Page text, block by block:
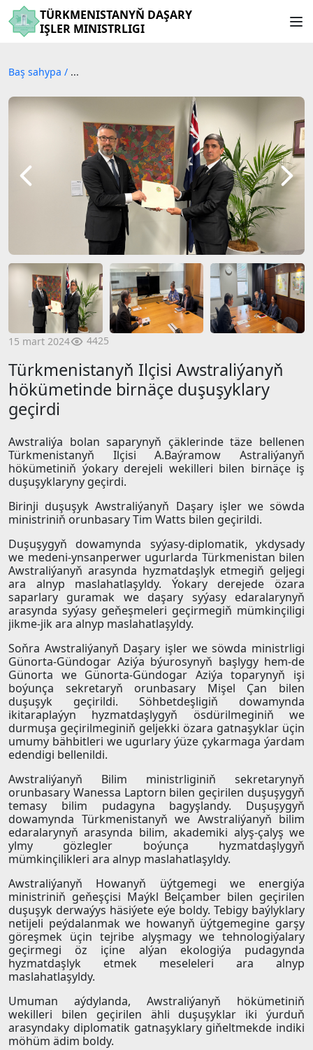
TÜRKMENISTANYŇ DAŞARY
IŞLER MINISTRLIGI
Baş sahypa / ...
15 mart 2024 4425
Türkmenistanyň Ilçisi Awstraliýanyň
hökümetinde birnäçe duşuşyklary
geçirdi
Awstraliýa bolan saparynyň çäklerinde täze bellenen
Türkmenistanyň Ilçisi A.Baýramow Astraliýanyň
hökümetiniň ýokary derejeli wekilleri bilen birnäçe iş
duşuşyklaryny geçirdi.
Birinji duşuşyk Awstraliýanyň Daşary işler we söwda
ministriniň orunbasary Tim Watts bilen geçirildi.
Duşuşygyň dowamynda syýasy-diplomatik, ykdysady
we medeni-ynsanperwer ugurlarda Türkmenistan bilen
Awstraliýanyň arasynda hyzmatdaşlyk etmegiň geljegi
ara alnyp maslahatlaşyldy. Ýokary derejede özara
saparlary guramak we daşary syýasy edaralarynyň
arasynda syýasy geňeşmeleri geçirmegiň mümkinçiligi
jikme-jik ara alnyp maslahatlaşyldy.
Soňra Awstraliýanyň Daşary işler we söwda ministrligi
Günorta-Gündogar Aziýa býurosynyň başlygy hem-de
Günorta we Günorta-Gündogar Aziýa toparynyň işi
boýunça sekretaryň orunbasary Mişel Çan bilen
duşuşyk geçirildi. Söhbetdeşligiň dowamynda
ikitaraplaýyn hyzmatdaşlygyň ösdürilmeginiň we
durmuşa geçirilmeginiň geljekki özara gatnaşyklar üçin
umumy bähbitleri we ugurlary ýüze çykarmaga ýardam
edendigi bellenildi.
Awstraliýanyň Bilim ministrliginiň sekretarynyň
orunbasary Wanessa Laptorn bilen geçirilen duşuşygyň
temasy bilim pudagyna bagyşlandy. Duşuşygyň
dowamynda Türkmenistanyň we Awstraliýanyň bilim
edaralarynyň arasynda bilim, akademiki alyş-çalyş we
ylmy gözlegler boýunça hyzmatdaşlygyň
mümkinçilikleri ara alnyp maslahatlaşyldy.
Awstraliýanyň Howanyň üýtgemegi we energiýa
ministriniň geňeşçisi Maýkl Belçamber bilen geçirilen
duşuşyk derwaýys häsiýete eýe boldy. Tebigy baýlyklary
netijeli peýdalanmak we howanyň üýtgemegine garşy
göreşmek üçin tejribe alyşmagy we tehnologiýalary
geçirmegi öz içine alýan ekologiýa pudagynda
hyzmatdaşlyk etmek meseleleri ara alnyp
maslahatlaşyldy.
Umuman aýdylanda, Awstraliýanyň hökümetiniň
wekilleri bilen geçirilen ähli duşuşyklar iki ýurduň
arasyndaky diplomatik gatnaşyklary giňeltmekde indiki
möhüm ädim boldy.